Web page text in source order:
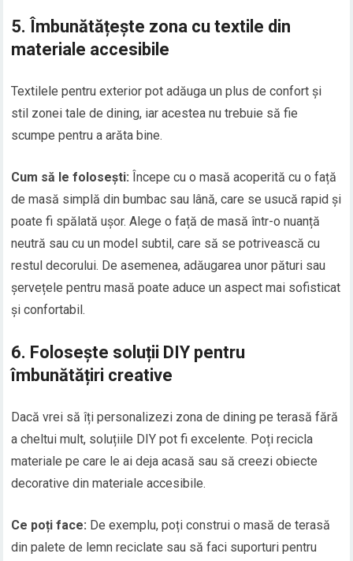
5. Îmbunătățește zona cu textile din
materiale accesibile
Textilele pentru exterior pot adăuga un plus de confort și
stil zonei tale de dining, iar acestea nu trebuie să fie
scumpe pentru a arăta bine.
Cum să le folosești: Începe cu o masă acoperită cu o față
de masă simplă din bumbac sau lână, care se usucă rapid și
poate fi spălată ușor. Alege o față de masă într-o nuanță
neutră sau cu un model subtil, care să se potrivească cu
restul decorului. De asemenea, adăugarea unor pături sau
șervețele pentru masă poate aduce un aspect mai sofisticat
și confortabil.
6. Folosește soluții DIY pentru
îmbunătățiri creative
Dacă vrei să îți personalizezi zona de dining pe terasă fără
a cheltui mult, soluțiile DIY pot fi excelente. Poți recicla
materiale pe care le ai deja acasă sau să creezi obiecte
decorative din materiale accesibile.
Ce poți face: De exemplu, poți construi o masă de terasă
din palete de lemn reciclate sau să faci suporturi pentru